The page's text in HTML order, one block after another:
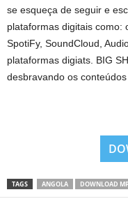
se esqueça de seguir e
plataformas digitais como:
SpotiFy, SoundCloud,
plataformas digiats. BIG
desbravando os
TAGS ANGOLA DOWNLOAD